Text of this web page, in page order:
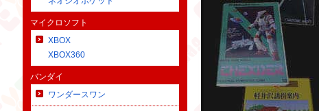
マイクロソフト
XBOX
XBOX360
バンダイ
ワンダースワン